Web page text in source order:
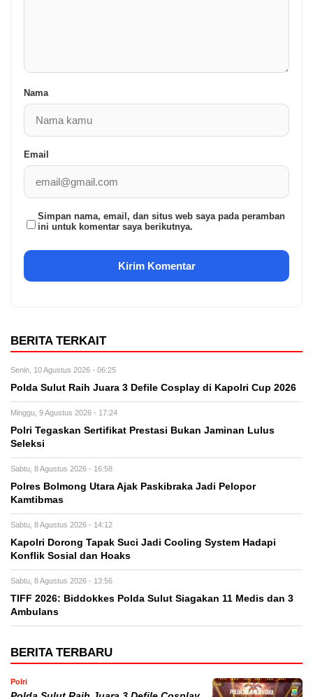
Nama
Email
Simpan nama, email, dan situs web saya pada peramban
ini untuk komentar saya berikutnya.
BERITA TERKAIT
Senin, 10 Agustus 2026 - 06:25
Polda Sulut Raih Juara 3 Defile Cosplay di Kapolri Cup 2026
Minggu, 9 Agustus 2026 - 17:24
Polri Tegaskan Sertifikat Prestasi Bukan Jaminan Lulus
Seleksi
Sabtu, 8 Agustus 2026 - 16:58
Polres Bolmong Utara Ajak Paskibraka Jadi Pelopor
Kamtibmas
Sabtu, 8 Agustus 2026 - 14:12
Kapolri Dorong Tapak Suci Jadi Cooling System Hadapi
Konflik Sosial dan Hoaks
Sabtu, 8 Agustus 2026 - 13:56
TIFF 2026: Biddokkes Polda Sulut Siagakan 11 Medis dan 3
Ambulans
BERITA TERBARU
Polri